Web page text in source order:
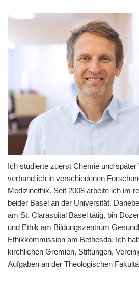
Ich studierte zuerst Chemie und
verband ich in verschiedenen
Medizinethik. Seit 2008 arbeite ich im
beider Basel an der Universität.
am St. Claraspital Basel tätig, bin
und Ethik am Bildungszentrum
Ethikkommission am Bethesda. Ich
kirchlichen Gremien, Stiftungen,
Aufgaben an der Theologischen